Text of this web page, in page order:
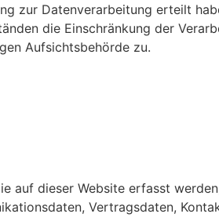
zur Datenverarbeitung erteilt
die Einschränkung der
Aufsichtsbehörde zu.
auf dieser Website erfasst
Vertragsdaten,